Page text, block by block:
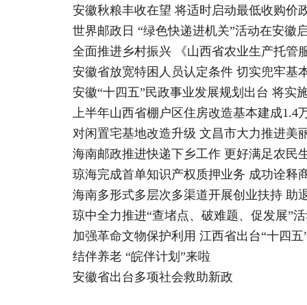
安徽秋粮丰收在望 将适时启动最低收购价
世界邮政日 “绿色快递进机关”活动在安徽
全面推进乡村振兴 《山西省农业生产托管
安徽省放宽特困人员认定条件 切实兜牢基
安徽“十四五”民政事业发展规划出台 将实
上半年山西省棚户区住房改造基本建成1.4
对闲置宅基地改造升级 文昌市大力推进美
海南邮政推进快递下乡工作 更好满足农民
琼海完成首单知识产权质押业务 成功诠释
海南多形式多层次多渠道开展创业扶持 助
琼中全力推进“查堵点、破难题、促发展”
加强革命文物保护利用 江西省出台“十四
结伴养老 “皖伴计划”来啦
安徽省出台多项社会救助新政